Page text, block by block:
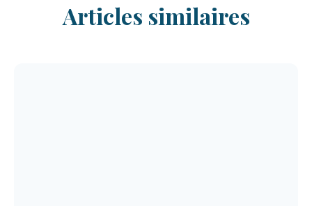
Articles similaires